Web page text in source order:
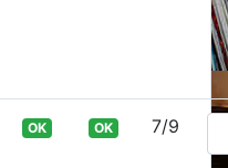
OK OK 7/9